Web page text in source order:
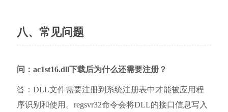
八、常见问题
问：ac1st16.dll下载后为什么还需要注册？
答：DLL文件需要注册到系统注册表中才能被应用程
序识别和使用。regsvr32命令会将DLL的接口信息写入